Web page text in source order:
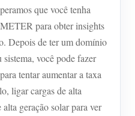
que você tenha
para obter insights
Depois de ter um domínio
você pode fazer
tentar aumentar a taxa
ligar cargas de alta
geração solar para ver